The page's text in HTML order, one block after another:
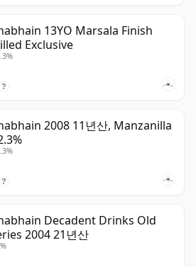
13YO Marsala Finish
Exclusive
?
2008 11년산, Manzanilla
?
Decadent Drinks Old
2004 21년산